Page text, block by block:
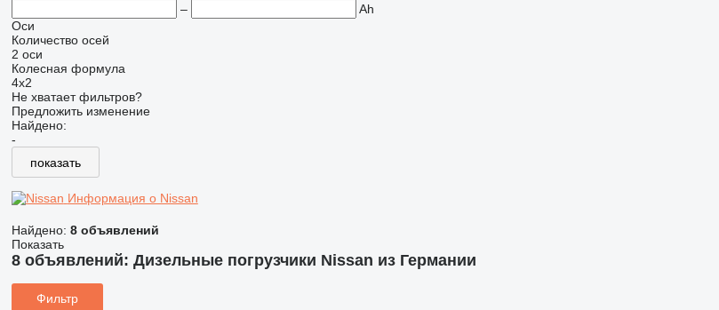
–
Ah
Оси
Количество осей
2 оси
Колесная формула
4x2
Не хватает фильтров?
Предложить изменение
Найдено:
-
показать
Информация о Nissan
Найдено: 8 объявлений
Показать
8 объявлений: Дизельные погрузчики Nissan из Германии
Фильтр